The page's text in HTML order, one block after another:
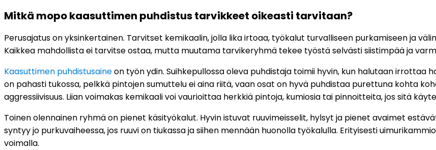
Mitkä mopo kaasuttimen puhdistus tarvikkeet oikeasti tarvitaan?
Perusajatus on yksinkertainen. Tarvitset kemikaalin, jolla lika irtoaa, työkalut turvalliseen purkamiseen ja
Kaikkea mahdollista ei tarvitse ostaa, mutta muutama tarvikeryhmä tekee työstä selvästi siistimpää ja
Kaasuttimen puhdistusaineon työn ydin. Suihkepullossa oleva puhdistaja toimii hyvin, kun halutaan irrottaa
on pahasti tukossa, pelkkä pintojen sumuttelu ei aina riitä, vaan osat on hyvä puhdistaa purettuna kohta
aggressiivisuus. Liian voimakas kemikaali voi vaurioittaa herkkiä pintoja, kumiosia tai pinnoitteita, jos sitä
Toinen olennainen ryhmä on pienet käsityökalut. Hyvin istuvat ruuvimeisselit, hylsyt ja pienet avaimet
syntyy jo purkuvaiheessa, jos ruuvi on tiukassa ja siihen mennään huonolla työkalulla. Erityisesti
voimalla.